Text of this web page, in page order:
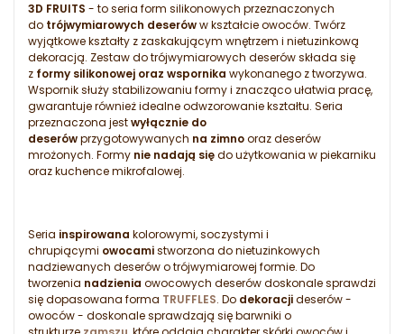
3D FRUITS - to seria form silikonowych przeznaczonych
do trójwymiarowych deseróww kształcie owoców. Twórz
wyjątkowe kształty z zaskakującym wnętrzem i nietuzinkową
dekoracją. Zestaw do trójwymiarowych deserów składa się
z formy silikonowej oraz wspornika wykonanego z tworzywa.
Wspornik służy stabilizowaniu formy i znacząco ułatwia pracę,
gwarantuje również idealne odwzorowanie kształtu. Seria
przeznaczona jestwyłącznie do
deserówprzygotowywanych na zimnooraz deserów
mrożonych. Formy nie nadają siędo użytkowania w piekarniku
oraz kuchence mikrofalowej.
Seria inspirowana kolorowymi, soczystymi i
chrupiącymi owocamistworzona do nietuzinkowych
nadziewanych deserów o trójwymiarowej formie. Do
tworzenia nadzienia owocowych deserów doskonale sprawdzi
się dopasowana forma TRUFFLES. Do dekoracjideserów -
owoców - doskonale sprawdzają się barwniki o